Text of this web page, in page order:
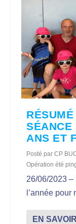
SÉANCE
ANS ET
Posté parCP
Opération été
26/06/2023
l’année
EN